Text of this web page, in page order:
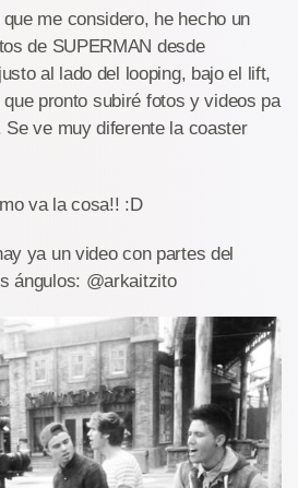
me considero, he hecho un
de SUPERMAN desde
al lado del looping, bajo el lift,
pronto subiré fotos y videos pa
Se ve muy diferente la coaster
va la cosa!! :D
ya un video con partes del
ángulos: @arkaitzito